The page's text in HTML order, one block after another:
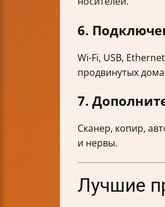
6.
Wi-Fi, USB,
продвинутых
7.
Сканер, копир,
и нервы.
Лучшие